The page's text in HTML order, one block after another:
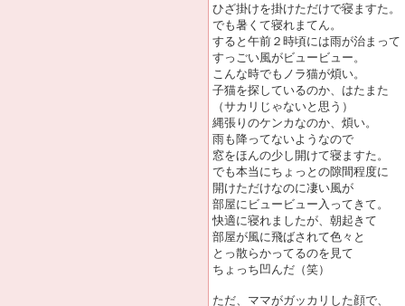
ひざ掛けを掛けただけで寝ますた。
でも暑くて寝れまてん。
すると午前２時頃には雨が治まって
すっごい風がビュービュー。
こんな時でもノラ猫が煩い。
子猫を探しているのか、はたまた
（サカリじゃないと思う）
縄張りのケンカなのか、煩い。
雨も降ってないようなので
窓をほんの少し開けて寝ますた。
でも本当にちょっとの隙間程度に
開けただけなのに凄い風が
部屋にビュービュー入ってきて。
快適に寝れましたが、朝起きて
部屋が風に飛ばされて色々と
とっ散らかってるのを見て
ちょっち凹んだ（笑）
ただ、ママがガッカリした顔で、